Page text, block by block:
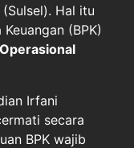
Hal itu
(BPK)
Irfani
secara
BPK wajib